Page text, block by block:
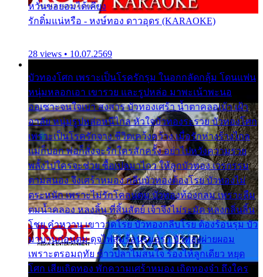
หวั่นขอยอมได้เคียง
รักติ๋มแน่หรือ - หงษ์ทอง ดาวอุดร (KARAOKE)
28 views • 10.07.2569
บัวทองโศก เพราะเป็นโรครักรุม ในอกกลัดกลุ้ม โดนแฟน
หนุ่มหลอกเอา เขารวย และรูปหล่อ มาพะเน้าพะนอ
ออเซาะจนใจเบา สงสาร บัวทองเศร้า น้ำตาคลอเบ้า เฝ้า
อาลัย หนุ่มรูปหล่อหนีไกล หัวใจบัวทองระรวย บัวทองโศก
เพราะเป็นโรครักจาง ชีวิตเคว้งคว้าง เมื่อรักห่างร้างไกล
แม่ก็บอก พ่อก็สั่งจะรักใครสักครั้ง อย่าไปหวังความรวย
พลั้งไปใครจะช่วย ซื้อเปลมาไกว ให้ลูกบัวทอง เวรกรรม
ตามสนอง จึงเศร้าหมอง กลีบบัวทองต้องโรย บัวทองไม่
ตระหนัก เพราะไม่รักโคลนตม บัวทองท้องกลม เพราะลืม
ตมน้ำคลอง หลงลิ้น ที่สิ้นสัตย์ เจ้าจึงไม่ระมัด หลงกลิ่นลิ้น
โชย คำหวาน เขาวาดโรย บัวทองกลีบโรย ต้องร้อนรุม บัว
มาบานก่อนตูม ดุจไฟสุมร้อนรุมอุรา บัวทองผ่ายผอม
เพราะตรอมฤทัย ข้าวปลาไม่สนใจ ร้องไห้ลูกเดียว หยุด
โศก เสียเถิดทอง พักความเศร้าหมอง เถิดทองจ๋า ถึงใคร